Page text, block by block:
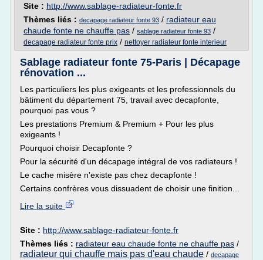
Site : http://www.sablage-radiateur-fonte.fr
Thèmes liés : decapage radiateur fonte 93 / radiateur eau
chaude fonte ne chauffe pas / sablage radiateur fonte 93 /
decapage radiateur fonte prix / nettoyer radiateur fonte interieur
Sablage radiateur fonte 75-Paris | Décapage
rénovation ...
Les particuliers les plus exigeants et les professionnels du
bâtiment du département 75, travail avec decapfonte,
pourquoi pas vous ?
Les prestations Premium & Premium + Pour les plus
exigeants !
Pourquoi choisir Decapfonte ?
Pour la sécurité d'un décapage intégral de vos radiateurs !
Le cache misère n'existe pas chez decapfonte !
Certains confrères vous dissuadent de choisir une finition...
Lire la suite
Site : http://www.sablage-radiateur-fonte.fr
Thèmes liés : radiateur eau chaude fonte ne chauffe pas /
radiateur qui chauffe mais pas d'eau chaude / decapage